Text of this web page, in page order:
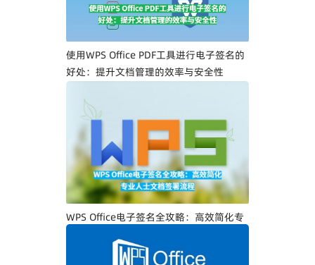
使用WPS Office PDF工具进行电子签名的
好处：提升文档管理的效率与安全性
WPS Office电子签名全攻略：高效简化专